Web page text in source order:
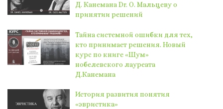
Д. Канемана Dr. О. Мальцеву о
принятии решений
Тайна системной ошибки для тех,
кто принимает решения. Новый
курс по книге «Шум»
нобелевского лауреата
Д.Канемана
История развития понятия
«эвристика»